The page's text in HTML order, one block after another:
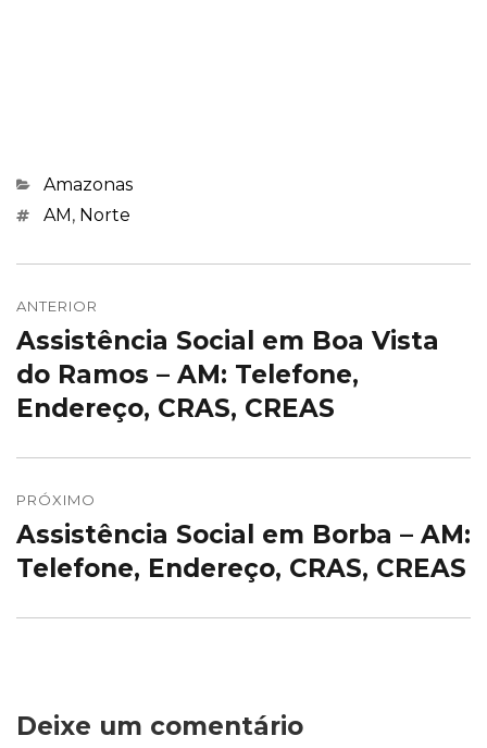
Categorias
Amazonas
Marcações
AM, Norte
de
Post
ANTERIOR
Post
anterior:
Assistência Social em Boa Vista
do Ramos – AM: Telefone,
Endereço, CRAS, CREAS
PRÓXIMO
Próximo
post:
Assistência Social em Borba – AM:
Telefone, Endereço, CRAS, CREAS
Deixe um comentário